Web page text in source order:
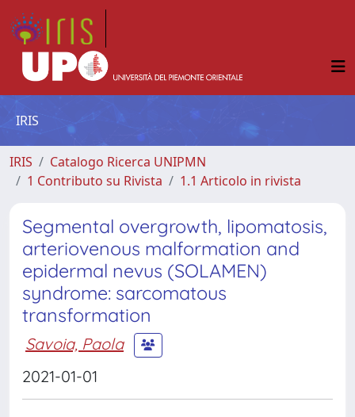
IRIS
IRIS
Catalogo Ricerca UNIPMN
1 Contributo su Rivista
1.1 Articolo in rivista
Segmental overgrowth, lipomatosis,
arteriovenous malformation and
epidermal nevus (SOLAMEN)
syndrome: sarcomatous
transformation
Savoia, Paola
2021-01-01